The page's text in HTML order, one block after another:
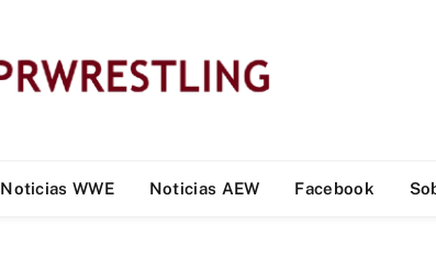
Noticias WWE Noticias AEW Facebook